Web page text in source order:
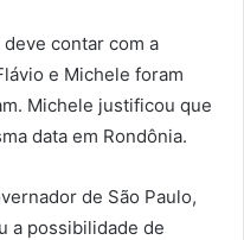
contar com a
e Michele foram
Michele justificou que
data em Rondônia.
de São Paulo,
a possibilidade de